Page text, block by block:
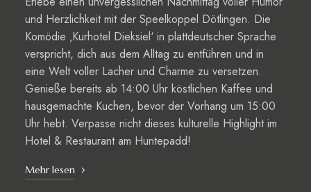
und Herzlichkeit mit der Speelkoppel Dötlingen. Die
Komödie ‚Kurhotel Dieksiel‘ in plattdeutscher Sprache
verspricht, dich aus dem Alltag zu entführen und in
eine Welt voller Lacher und Charme zu versetzen.
Genieße bereits ab 14:00 Uhr köstlichen Kaffee und
hausgemachte Kuchen, bevor der Vorhang um 15:00
Uhr hebt. Verpasse nicht dieses kulturelle Highlight im
Hotel & Restaurant am Huntepadd!
Mehr lesen